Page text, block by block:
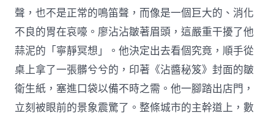
聲，也不是正常的鳴笛聲，而像是一個巨大的、消化
不良的胃在哀嚎。廖沾沾皺著眉頭，這嚴重干擾了他
蒜泥的「寧靜冥想」。他決定出去看個究竟，順手從
桌上拿了一張髒兮兮的，印著《沾醬秘笈》封面的皺
衛生紙，塞進口袋以備不時之需。他一腳踏出店門，
立刻被眼前的景象震驚了。整條城市的主幹道上，數